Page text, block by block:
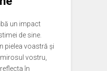
un impact
de sine.
pielea voastră și
vostru,
în